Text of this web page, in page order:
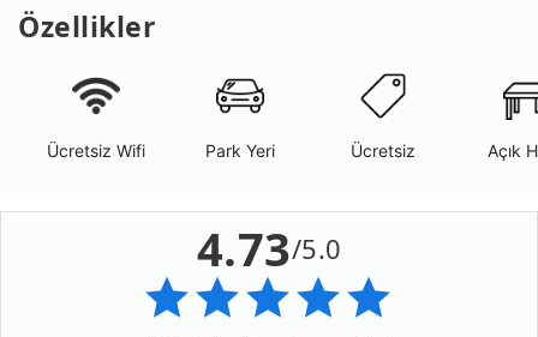
Özellikler
Ücretsiz Wifi Park Yeri Ücretsiz Açık
4.73/5.0